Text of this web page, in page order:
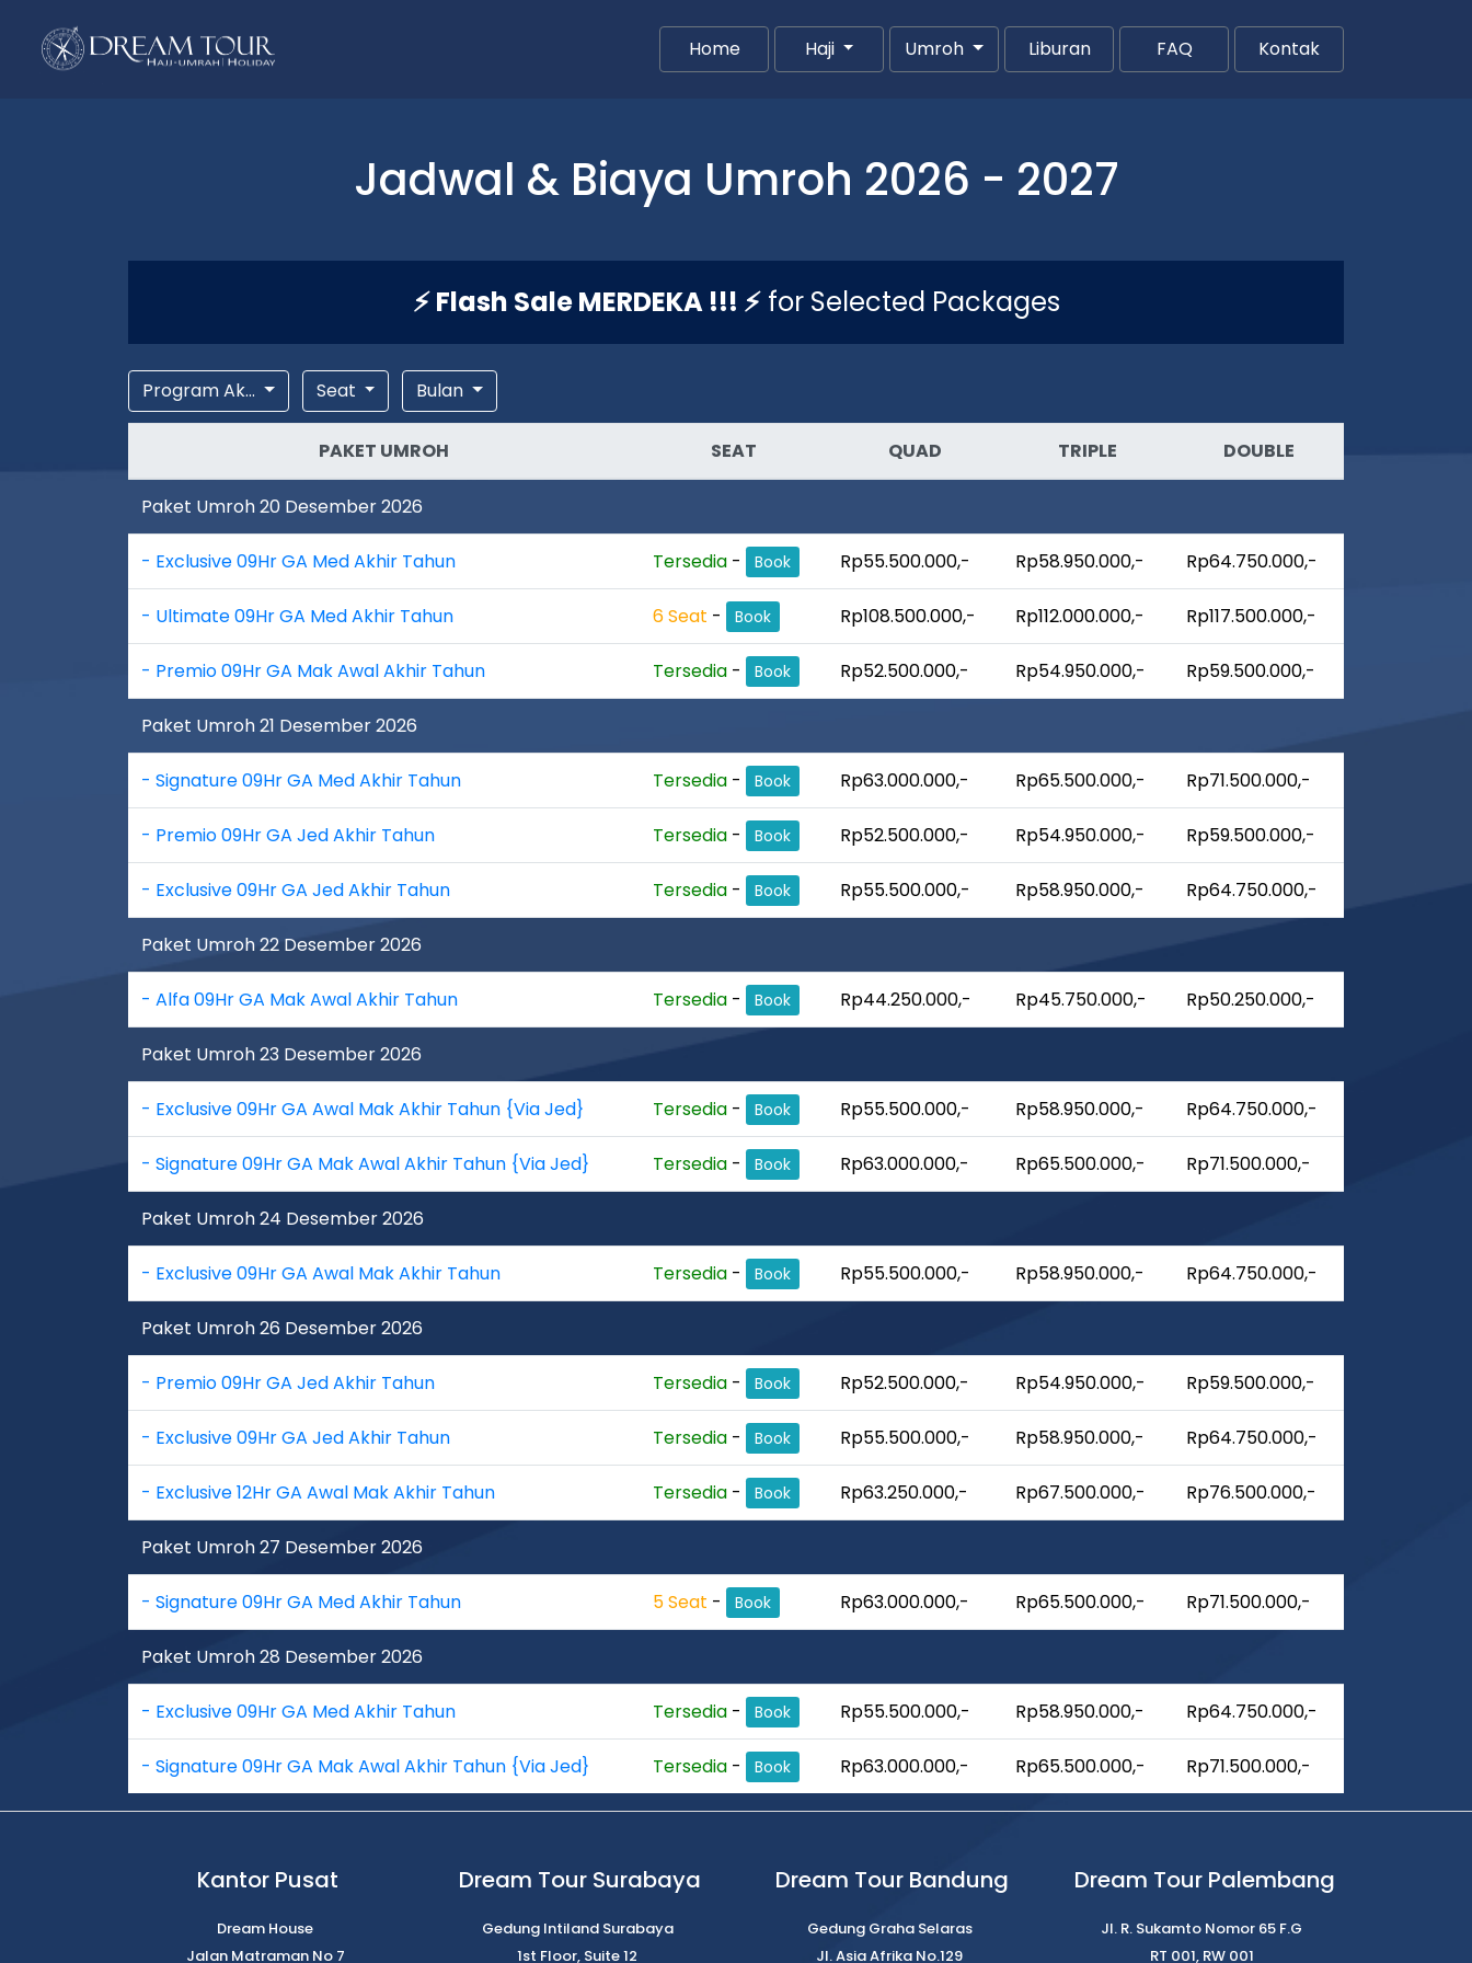
Home(current)Haji Umroh Liburan FAQ Kontak
Jadwal & Biaya Umroh 2026 - 2027
⚡ Flash Sale MERDEKA !!! ⚡for Selected Packages
Program Ak... Seat Bulan
PAKET UMROH SEAT QUAD TRIPLE DOUBLE
Paket Umroh 20 Desember 2026
- Exclusive 09Hr GA Med Akhir Tahun Tersedia - Book Rp55.500.000,- Rp58.950.000,- Rp64.750.000,-
- Ultimate 09Hr GA Med Akhir Tahun 6 Seat - Book Rp108.500.000,- Rp112.000.000,- Rp117.500.000,-
- Premio 09Hr GA Mak Awal Akhir Tahun Tersedia - Book Rp52.500.000,- Rp54.950.000,- Rp59.500.000,-
Paket Umroh 21 Desember 2026
- Signature 09Hr GA Med Akhir Tahun Tersedia - Book Rp63.000.000,- Rp65.500.000,- Rp71.500.000,-
- Premio 09Hr GA Jed Akhir Tahun Tersedia - Book Rp52.500.000,- Rp54.950.000,- Rp59.500.000,-
- Exclusive 09Hr GA Jed Akhir Tahun Tersedia - Book Rp55.500.000,- Rp58.950.000,- Rp64.750.000,-
Paket Umroh 22 Desember 2026
- Alfa 09Hr GA Mak Awal Akhir Tahun Tersedia - Book Rp44.250.000,- Rp45.750.000,- Rp50.250.000,-
Paket Umroh 23 Desember 2026
- Exclusive 09Hr GA Awal Mak Akhir Tahun {Via Jed} Tersedia - Book Rp55.500.000,- Rp58.950.000,- Rp64.750.000,-
- Signature 09Hr GA Mak Awal Akhir Tahun {Via Jed} Tersedia - Book Rp63.000.000,- Rp65.500.000,- Rp71.500.000,-
Paket Umroh 24 Desember 2026
- Exclusive 09Hr GA Awal Mak Akhir Tahun Tersedia - Book Rp55.500.000,- Rp58.950.000,- Rp64.750.000,-
Paket Umroh 26 Desember 2026
- Premio 09Hr GA Jed Akhir Tahun Tersedia - Book Rp52.500.000,- Rp54.950.000,- Rp59.500.000,-
- Exclusive 09Hr GA Jed Akhir Tahun Tersedia - Book Rp55.500.000,- Rp58.950.000,- Rp64.750.000,-
- Exclusive 12Hr GA Awal Mak Akhir Tahun Tersedia - Book Rp63.250.000,- Rp67.500.000,- Rp76.500.000,-
Paket Umroh 27 Desember 2026
- Signature 09Hr GA Med Akhir Tahun 5 Seat - Book Rp63.000.000,- Rp65.500.000,- Rp71.500.000,-
Paket Umroh 28 Desember 2026
- Exclusive 09Hr GA Med Akhir Tahun Tersedia - Book Rp55.500.000,- Rp58.950.000,- Rp64.750.000,-
- Signature 09Hr GA Mak Awal Akhir Tahun {Via Jed} Tersedia - Book Rp63.000.000,- Rp65.500.000,- Rp71.500.000,-
Kantor Pusat
Dream House
Jalan Matraman No 7
Dream Tour Surabaya
Gedung Intiland Surabaya
1st Floor, Suite 12
Dream Tour Bandung
Gedung Graha Selaras
Jl. Asia Afrika No.129
Dream Tour Palembang
Jl. R. Sukamto Nomor 65 F.G
RT 001, RW 001